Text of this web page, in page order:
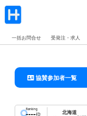
一括お問合せ 受発注・求人
協賛参加者一覧
Ranking
----位
北海道